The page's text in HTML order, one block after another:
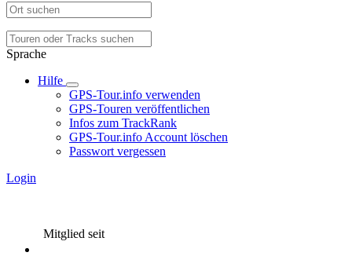
Sprache
Hilfe
GPS-Tour.info verwenden
GPS-Touren veröffentlichen
Infos zum TrackRank
GPS-Tour.info Account löschen
Passwort vergessen
Login
Mitglied seit